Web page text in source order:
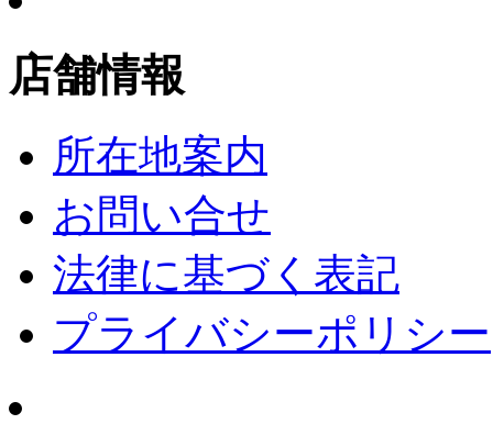
店舗情報
所在地案内
お問い合せ
法律に基づく表記
プライバシーポリシー